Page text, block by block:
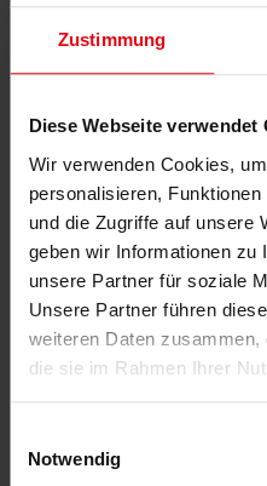
Zustimmung
Diese Webseite verwendet
Wir verwenden Cookies,
personalisieren,
und die Zugriffe auf unsere
geben wir Informationen zu
unsere Partner für soziale
Unsere Partner führen
weiteren Daten
die sie im Rahmen Ihrer
Notwendig
20.05.2019
Marathon mit
"Angewandte